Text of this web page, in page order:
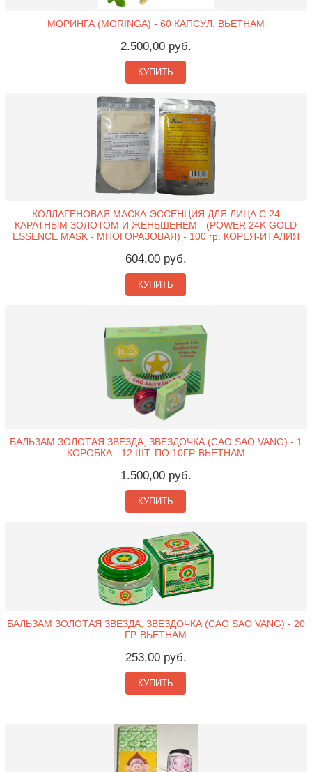
МОРИНГА (MORINGA) - 60 КАПСУЛ. ВЬЕТНАМ
2.500,00 руб.
КУПИТЬ
КОЛЛАГЕНОВАЯ МАСКА-ЭССЕНЦИЯ ДЛЯ ЛИЦА С 24
КАРАТНЫМ ЗОЛОТОМ И ЖЕНЬШЕНЕМ - (POWER 24K GOLD
ESSENCE MASK - МНОГОРАЗОВАЯ) - 100 гр. КОРЕЯ-ИТАЛИЯ
604,00 руб.
КУПИТЬ
БАЛЬЗАМ ЗОЛОТАЯ ЗВЕЗДА, ЗВЕЗДОЧКА (CAO SAO VANG) - 1
КОРОБКА - 12 ШТ. ПО 10ГР. ВЬЕТНАМ
1.500,00 руб.
КУПИТЬ
БАЛЬЗАМ ЗОЛОТАЯ ЗВЕЗДА, ЗВЕЗДОЧКА (CAO SAO VANG) - 20
ГР. ВЬЕТНАМ
253,00 руб.
КУПИТЬ